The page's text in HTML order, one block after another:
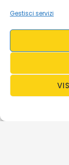
Gestisci servizi